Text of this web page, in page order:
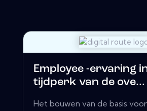
Employee -ervaring
tijdperk van de ove...
Het bouwen van de basis